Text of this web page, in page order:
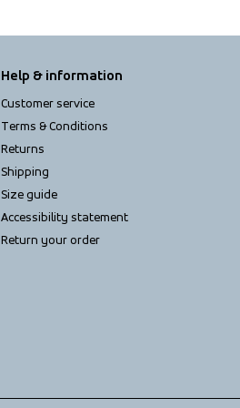
Help & information
Customer service
Terms & Conditions
Returns
Shipping
Size guide
Accessibility statement
Return your order